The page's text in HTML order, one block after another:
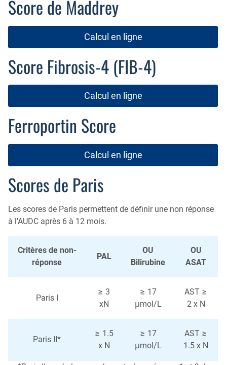
Score de Maddrey
Calcul en ligne
Score Fibrosis-4 (FIB-4)
Calcul en ligne
Ferroportin Score
Calcul en ligne
Scores de Paris
Les scores de Paris permettent de définir une non réponse
à l’AUDC après 6 à 12 mois.
Critères de non-
réponse
PAL
OU
Bilirubine
OU
ASAT
Paris I
≥ 3
xN
≥ 17
μmol/L
AST ≥
2 x N
Paris II*
≥ 1.5
x N
≥ 17
μmol/L
AST ≥
1.5 x N
Travaux publiés
Recommandations et Guidelines
Liens
Nutrition
Cellule d’Aide à la Recherche Clinique